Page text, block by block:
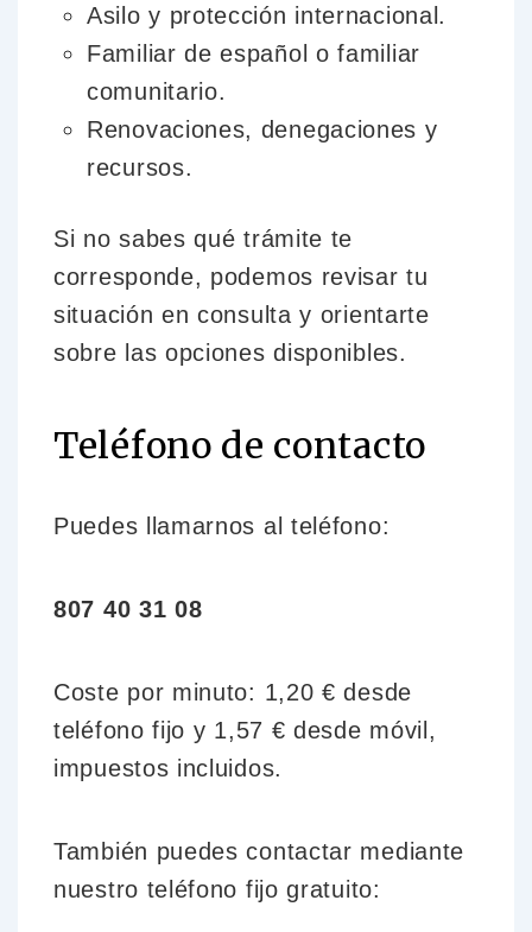
Asilo y protección internacional.
Familiar de español o familiar
comunitario.
Renovaciones, denegaciones y
recursos.
Si no sabes qué trámite te
corresponde, podemos revisar tu
situación en consulta y orientarte
sobre las opciones disponibles.
Teléfono de contacto
Puedes llamarnos al teléfono:
807 40 31 08
Coste por minuto: 1,20 € desde
teléfono fijo y 1,57 € desde móvil,
impuestos incluidos.
También puedes contactar mediante
nuestro teléfono fijo gratuito: